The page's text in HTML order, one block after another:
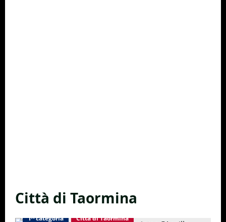
Città di Taormina
1^ categoria Città di Taormina